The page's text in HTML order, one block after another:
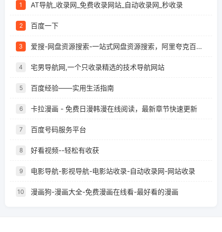
1 AT导航_收录网_免费收录网站_自动收录网_秒收录
2 百度一下
3 爱搜-网盘资源搜索-一站式网盘资源搜索，阿里夸克百度迅雷UC全聚合
4 宅男导航网,一个只收录精选的技术导航网站
5 百度经验——实用生活指南
6 卡拉漫画 - 免费日漫韩漫在线阅读，最新章节快速更新
7 百度号码服务平台
8 好看视频--轻松有收获
9 电影导航-影视导航-电影站收录-自动收录网-网站收录
10 漫画狗-漫画大全-免费漫画在线看-最好看的漫画